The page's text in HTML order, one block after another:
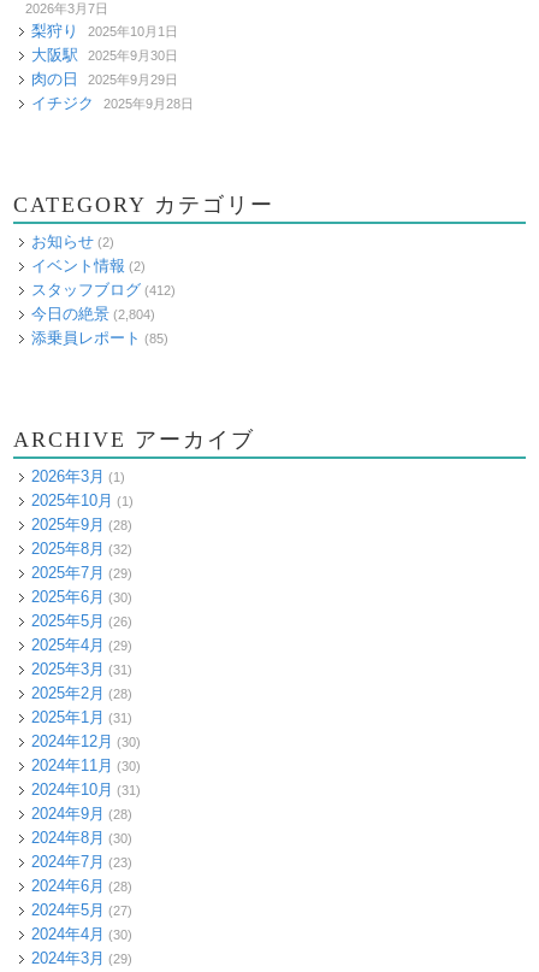
2026年3月7日
梨狩り 2025年10月1日
大阪駅 2025年9月30日
肉の日 2025年9月29日
イチジク 2025年9月28日
CATEGORY カテゴリー
お知らせ (2)
イベント情報 (2)
スタッフブログ (412)
今日の絶景 (2,804)
添乗員レポート (85)
ARCHIVE アーカイブ
2026年3月 (1)
2025年10月 (1)
2025年9月 (28)
2025年8月 (32)
2025年7月 (29)
2025年6月 (30)
2025年5月 (26)
2025年4月 (29)
2025年3月 (31)
2025年2月 (28)
2025年1月 (31)
2024年12月 (30)
2024年11月 (30)
2024年10月 (31)
2024年9月 (28)
2024年8月 (30)
2024年7月 (23)
2024年6月 (28)
2024年5月 (27)
2024年4月 (30)
2024年3月 (29)